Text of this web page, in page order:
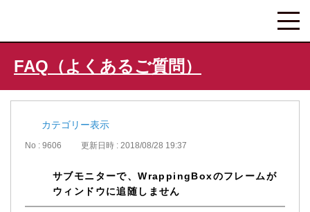
FAQ（よくあるご質問）
カテゴリー表示
No : 9606 更新日時 : 2018/08/28 19:37
サブモニターで、WrappingBoxのフレームが
ウィンドウに追随しません